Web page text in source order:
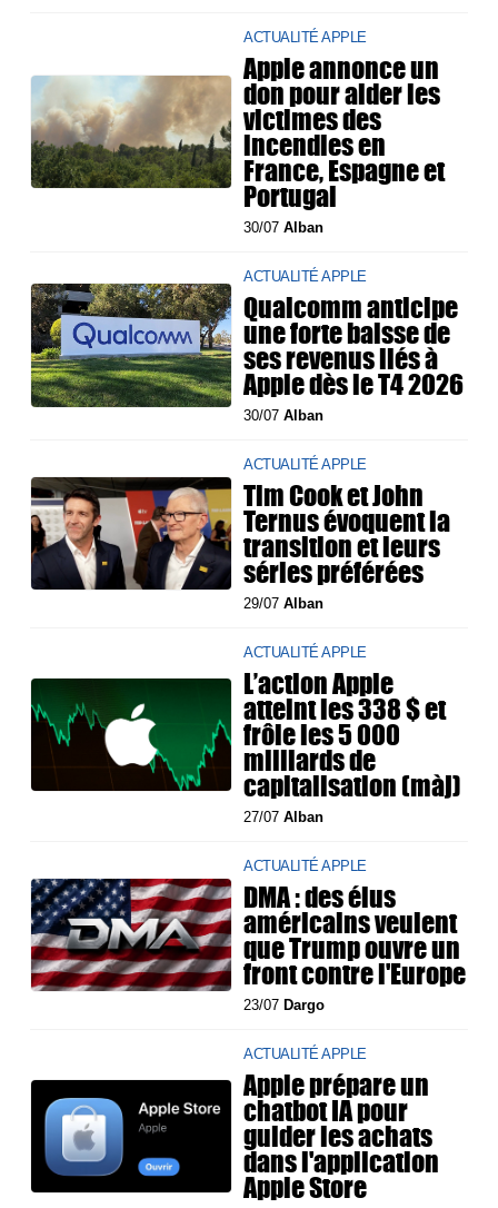
ACTUALITÉ APPLE
Apple annonce un
don pour aider les
victimes des
incendies en
France, Espagne et
Portugal
30/07Alban
ACTUALITÉ APPLE
Qualcomm anticipe
une forte baisse de
ses revenus liés à
Apple dès le T4 2026
30/07Alban
ACTUALITÉ APPLE
Tim Cook et John
Ternus évoquent la
transition et leurs
séries préférées
29/07Alban
ACTUALITÉ APPLE
L’action Apple
atteint les 338 $ et
frôle les 5 000
milliards de
capitalisation (màj)
27/07Alban
ACTUALITÉ APPLE
DMA : des élus
américains veulent
que Trump ouvre un
front contre l'Europe
23/07 Dargo
ACTUALITÉ APPLE
Apple prépare un
chatbot IA pour
guider les achats
dans l'application
Apple Store